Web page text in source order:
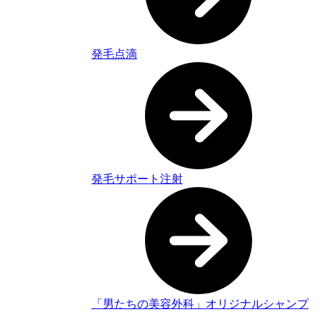
発毛点滴
発毛サポート注射
「男たちの美容外科」オリジナルシャンプ